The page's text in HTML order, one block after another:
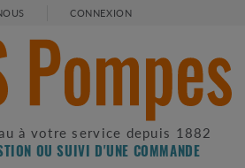
CONNEXION
à votre service depuis 1882
OU SUIVI D'UNE COMMANDE